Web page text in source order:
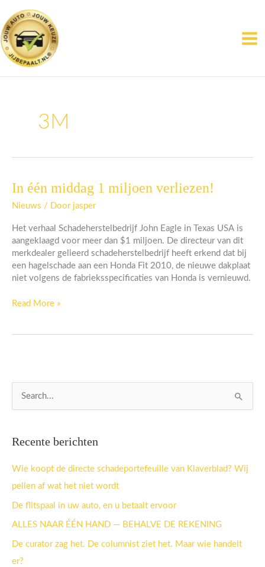
naar
de
inhoud
3M
In één middag 1 miljoen verliezen!
Nieuws / Door jasper
Het verhaal Schadeherstelbedrijf John Eagle in Texas USA is
aangeklaagd voor meer dan $1 miljoen. De directeur van dit
merkdealer gelieerd schadeherstelbedrijf heeft erkend dat bij
een hagelschade aan een Honda Fit 2010, de nieuwe dakplaat
niet volgens de fabrieksspecificaties van Honda is vernieuwd.
In
middag
1
miljoen
verliezen!
Read More »
n
a
a
r
Recente berichten
Wie koopt de directe schadeportefeuille van Klaverblad? Wij
pellen af wat het niet wordt
De flitspaal in uw auto, en u betaalt ervoor
ALLES NAAR ÉÉN HAND — BEHALVE DE REKENING
De curator zag het. De columnist ziet het. Maar wie handelt
er?